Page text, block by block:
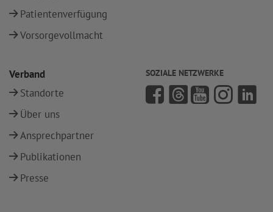
Patientenverfügung
Vorsorgevollmacht
Verband
Standorte
Über uns
Ansprechpartner
Publikationen
Presse
SOZIALE NETZWERKE